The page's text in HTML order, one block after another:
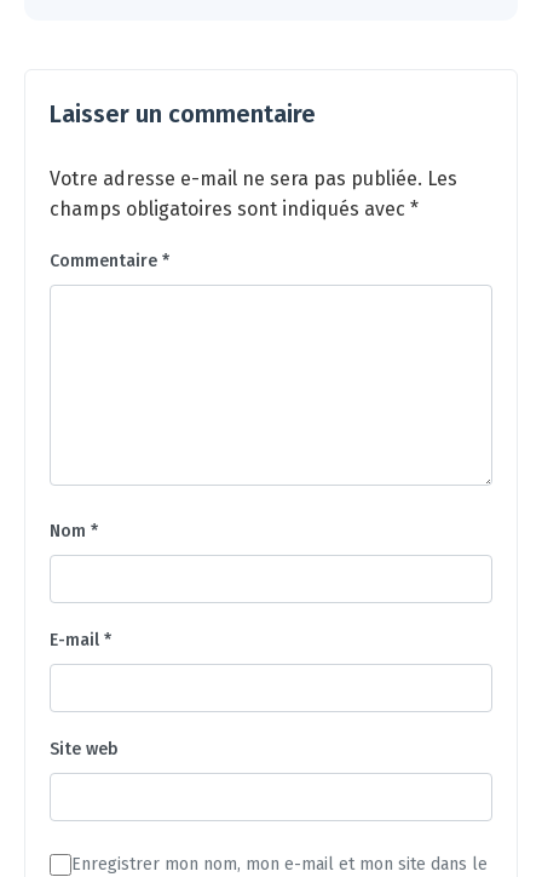
Laisser un commentaire
Votre adresse e-mail ne sera pas publiée. Les
champs obligatoires sont indiqués avec *
Commentaire *
Nom *
E-mail *
Site web
Enregistrer mon nom, mon e-mail et mon site dans le